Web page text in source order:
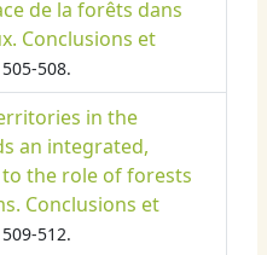
de la forêts dans
Conclusions et
508.
in the
an integrated,
the role of forests
Conclusions et
512.